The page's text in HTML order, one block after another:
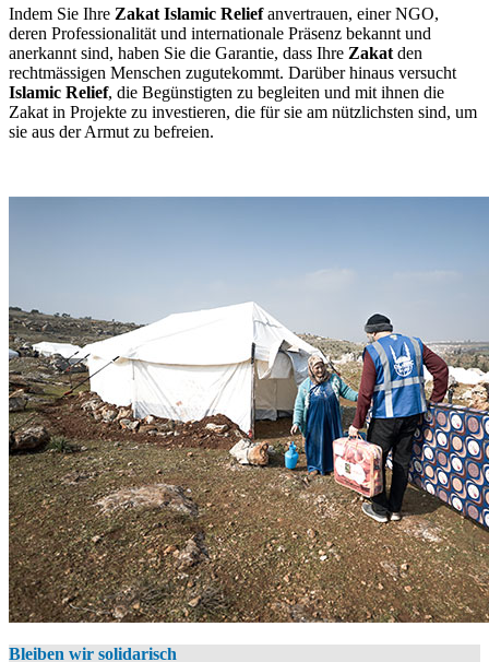
Indem Sie Ihre Zakat Islamic Reliefanvertrauen, einer NGO,
deren Professionalität und internationale Präsenz bekannt und
anerkannt sind, haben Sie die Garantie, dass Ihre Zakatden
rechtmässigen Menschen zugutekommt. Darüber hinaus versucht
Islamic Relief, die Begünstigten zu begleiten und mit ihnen die
Zakat in Projekte zu investieren, die für sie am nützlichsten sind, um
sie aus der Armut zu befreien.
Bleiben wir solidarisch